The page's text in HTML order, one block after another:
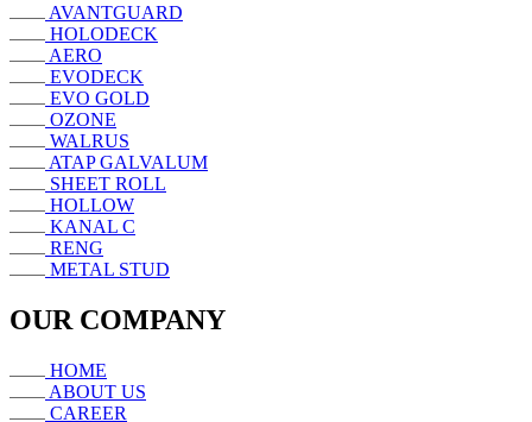
AVANTGUARD
HOLODECK
AERO
EVODECK
EVO GOLD
OZONE
WALRUS
ATAP GALVALUM
SHEET ROLL
HOLLOW
KANAL C
RENG
METAL STUD
OUR COMPANY
HOME
ABOUT US
CAREER